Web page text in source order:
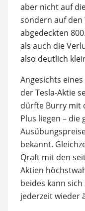
aber nicht auf
sondern auf
abgedeckten
als auch die
also deutlich
Angesichts
der Tesla-Aktie
dürfte Burry mit
Plus liegen – die
bekannt.
Qraft mit den
Aktien
beides kann
jederzeit wieder